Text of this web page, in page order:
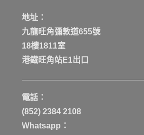
地址：
九龍旺角彌敦道655號
18樓1811室
港鐡旺角站E1出口
電話：
(852) 2384 2108
Whatsapp：